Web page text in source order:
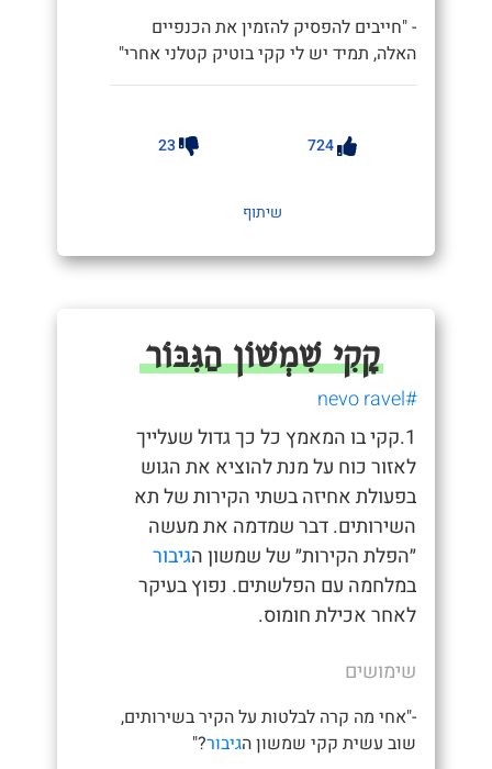
- "חייבים להפסיק להזמין את הכנפיים
האלה, תמיד יש לי קקי בוטיק קטלני אחרי"
724
23
שיתוף
קָקִי שִׁמְשׁוֹן הַגִּבּוֹר
#nevo ravel
1.קקי בו המאמץ כל כך גדול שעלייך
לאזור כוח על מנת להוציא את הגוש
בפעולת אחיזה בשתי הקירות של תא
השירותים. דבר שמדמה את מעשה
״הפלת הקירות״ של שמשון הגיבור
במלחמה עם הפלשתים. נפוץ בעיקר
לאחר אכילת חומוס.
שימושים
-"אחי מה קרה לבלטות על הקיר בשירותים,
שוב עשית קקי שמשון הגיבור?"